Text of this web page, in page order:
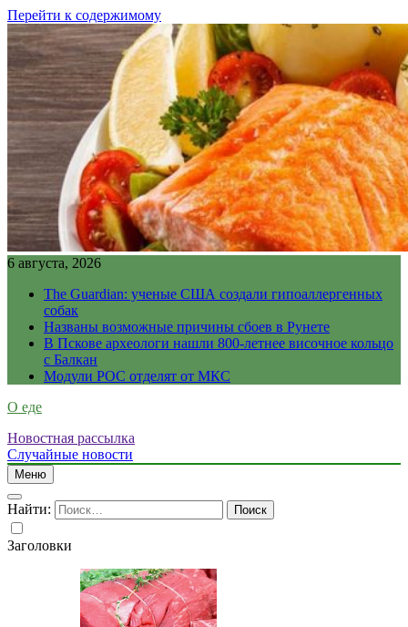
Перейти к содержимому
6 августа, 2026
The Guardian: ученые США создали гипоаллергенных
собак
Названы возможные причины сбоев в Рунете
В Пскове археологи нашли 800-летнее височное кольцо
с Балкан
Модули РОС отделят от МКС
О еде
Новостная рассылка
Случайные новости
Меню
Найти:
Заголовки